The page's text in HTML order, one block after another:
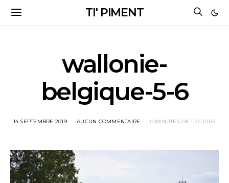
TI' PIMENT
wallonie-
belgique-5-6
14 SEPTEMBRE 2019 AUCUN COMMENTAIRE 0 MINUTES DE LECTURE